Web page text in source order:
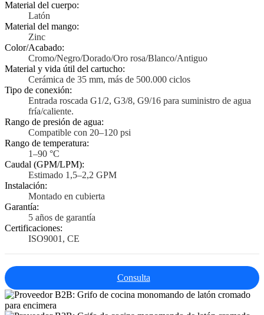
Material del cuerpo:
Latón
Material del mango:
Zinc
Color/Acabado:
Cromo/Negro/Dorado/Oro rosa/Blanco/Antiguo
Material y vida útil del cartucho:
Cerámica de 35 mm, más de 500.000 ciclos
Tipo de conexión:
Entrada roscada G1/2, G3/8, G9/16 para suministro de agua
fría/caliente.
Rango de presión de agua:
Compatible con 20–120 psi
Rango de temperatura:
1–90 °C
Caudal (GPM/LPM):
Estimado 1,5–2,2 GPM
Instalación:
Montado en cubierta
Garantía:
5 años de garantía
Certificaciones:
ISO9001, CE
Consulta